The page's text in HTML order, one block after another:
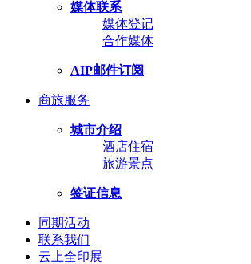
媒体联系
媒体登记
合作媒体
AIP邮件订阅
商旅服务
城市介绍
酒店住宿
旅游景点
签证信息
同期活动
联系我们
云上全印展